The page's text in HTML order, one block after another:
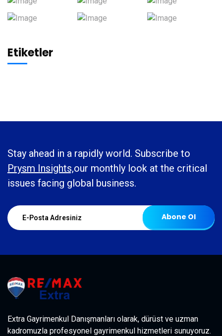
Etiketler
Stay ahead in a rapidly world. Subscribe to
Prysm Insights,our monthly look at the critical
issues facing global business.
Abone Ol
Extra Gayrimenkul Danışmanları olarak, dürüst ve uzman
kadromuzla profesyonel gayrimenkul hizmetleri sunuyoruz.